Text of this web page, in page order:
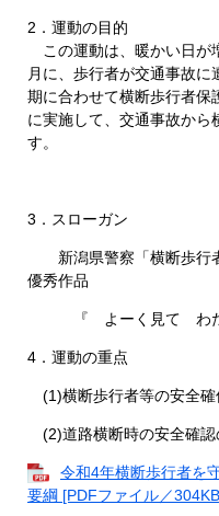
2．運動の目的
この運動は、暖かい日が
月に、歩行者が交通事故
期に合わせて横断歩行者保
に実施して、交通事故から
す。
3．スローガン
新潟県警察「横断歩行
優秀作品
『 よーく見て わた
4．運動の重点
(1)横断歩行者等の安全確
(2)道路横断時の安全確認
令和4年横断歩行者を
要綱 [PDFファイル／